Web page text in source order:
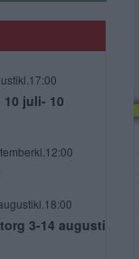
10 juli- 10
3-14 augusti